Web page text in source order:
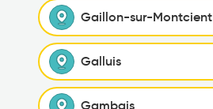
Gaillon-sur-Montcient
Galluis
Gambais